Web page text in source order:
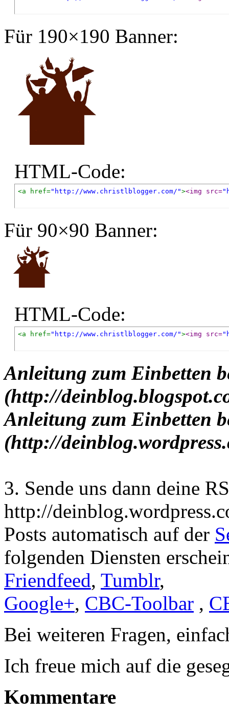
Für 190×190 Banner:
HTML-Code:
<a href="http://www.christlblogger.com/"><img src=
Für 90×90 Banner:
HTML-Code:
<a href="http://www.christlblogger.com/"><img src=
Anleitung zum Einbetten
(http://
Anleitung zum Einbetten
(http://
3. Sende uns dann deine
http://
Posts automatisch auf der
folgenden Diensten
Friendfeed, Tumblr,
Google+, CBC-Toolbar ,
Bei weiteren Fragen,
Ich freue mich auf die
Kommentare